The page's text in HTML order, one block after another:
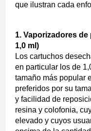
que ilustran cada
1. Vaporizadores
1,0 ml)
Los cartuchos
en particular los de
tamaño más popular
preferidos por su
y facilidad de
resina y colofonia,
elevado y cuyos